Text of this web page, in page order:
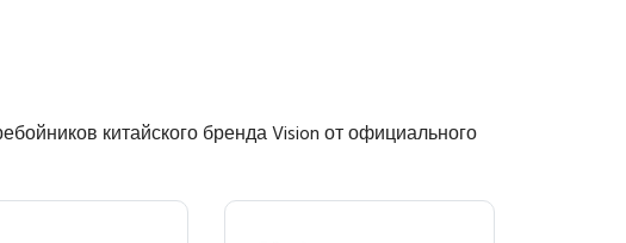
китайского бренда Vision от официального